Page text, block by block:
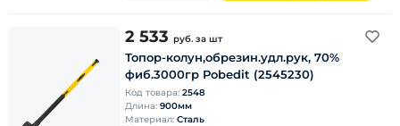
2 533 руб. за шт
Топор-колун,обрезин.удл.рук, 70%
фиб.3000гр Pobedit (2545230)
Код товара: 2548
Длина: 900мм
Материал: Сталь